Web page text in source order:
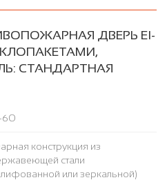
ДВЕРЬ EI-
СТАНДАРТНАЯ
60
конструкция из
стали
или зеркальной)